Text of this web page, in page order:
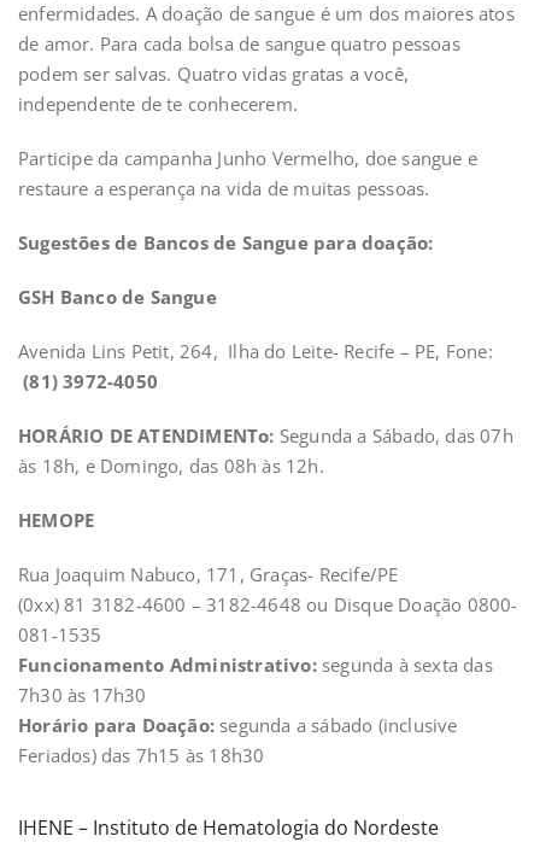
enfermidades. A doação de sangue é um dos maiores atos
de amor. Para cada bolsa de sangue quatro pessoas
podem ser salvas. Quatro vidas gratas a você,
independente de te conhecerem.
Participe da campanha Junho Vermelho, doe sangue e
restaure a esperança na vida de muitas pessoas.
Sugestões de Bancos de Sangue para doação:
GSH Banco de Sangue
Avenida Lins Petit, 264, Ilha do Leite- Recife – PE, Fone:
(81) 3972-4050
HORÁRIO DE ATENDIMENTo: Segunda a Sábado, das 07h
às 18h, e Domingo, das 08h às 12h.
HEMOPE
Rua Joaquim Nabuco, 171, Graças- Recife/PE
(0xx) 81 3182-4600 – 3182-4648 ou Disque Doação 0800-
081-1535
Funcionamento Administrativo:segunda à sexta das
7h30 às 17h30
Horário para Doação: segunda a sábado (inclusive
Feriados) das 7h15 às 18h30
IHENE – Instituto de Hematologia do Nordeste